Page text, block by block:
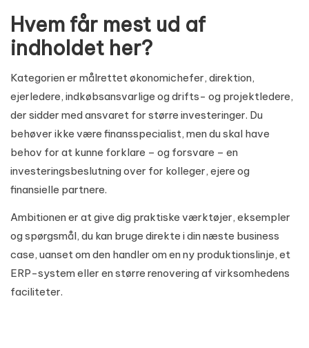
Hvem får mest ud af
indholdet her?
Kategorien er målrettet økonomichefer, direktion,
ejerledere, indkøbsansvarlige og drifts- og projektledere,
der sidder med ansvaret for større investeringer. Du
behøver ikke være finansspecialist, men du skal have
behov for at kunne forklare – og forsvare – en
investeringsbeslutning over for kolleger, ejere og
finansielle partnere.
Ambitionen er at give dig praktiske værktøjer, eksempler
og spørgsmål, du kan bruge direkte i din næste business
case, uanset om den handler om en ny produktionslinje, et
ERP-system eller en større renovering af virksomhedens
faciliteter.